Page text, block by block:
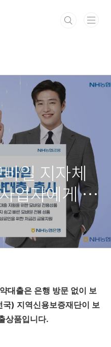
일 지자체
업자에게 저
1억원 이내)
대출은 은행 방문 없이 보
) 지역신용보증재단이 보
상품입니다.